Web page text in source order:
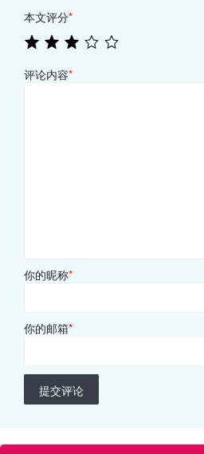
本文评分*
评论内容*
你的昵称*
你的邮箱*
提交评论